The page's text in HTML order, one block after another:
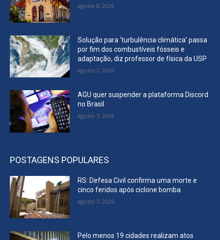
agosto 8, 2026
Solução para ‘turbulência climática’ passa
por fim dos combustíveis fósseis e
adaptação, diz professor de física da USP
agosto 7, 2026
AGU quer suspender a plataforma Discord
no Brasil
agosto 7, 2026
POSTAGENS POPULARES
RS: Defesa Civil confirma uma morte e
cinco feridos após ciclone bomba
agosto 7, 2026
Pelo menos 19 cidades realizam atos